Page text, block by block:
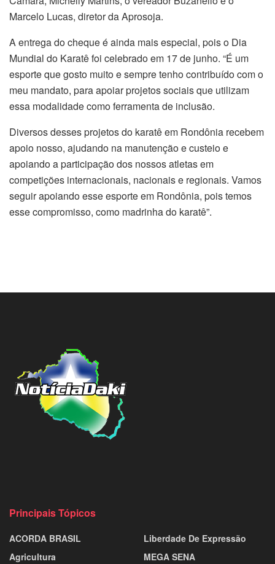
Marcelo Lucas, diretor da Aprosoja.
A entrega do cheque é ainda mais especial, pois o Dia
Mundial do Karatê foi celebrado em 17 de junho. “É um
esporte que gosto muito e sempre tenho contribuído com o
meu mandato, para apoiar projetos sociais que utilizam
essa modalidade como ferramenta de inclusão.
Diversos desses projetos do karatê em Rondônia recebem
apoio nosso, ajudando na manutenção e custeio e
apoiando a participação dos nossos atletas em
competições internacionais, nacionais e regionais. Vamos
seguir apoiando esse esporte em Rondônia, pois temos
esse compromisso, como madrinha do karatê”.
Principais Tópicos
ACORDA BRASIL
Agricultura
Liberdade De Expressão
MEGA SENA